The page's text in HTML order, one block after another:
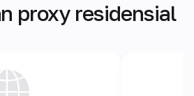
proxy residensial